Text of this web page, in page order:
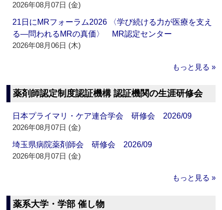
2026年08月07日 (金)
21日にMRフォーラム2026 〈学び続ける力が医療を支え
る―問われるMRの真価〉 MR認定センター
2026年08月06日 (木)
もっと見る »
薬剤師認定制度認証機構 認証機関の生涯研修会
日本プライマリ・ケア連合学会 研修会 2026/09
2026年08月07日 (金)
埼玉県病院薬剤師会 研修会 2026/09
2026年08月07日 (金)
もっと見る »
薬系大学・学部 催し物